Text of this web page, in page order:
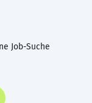
Job-Suche